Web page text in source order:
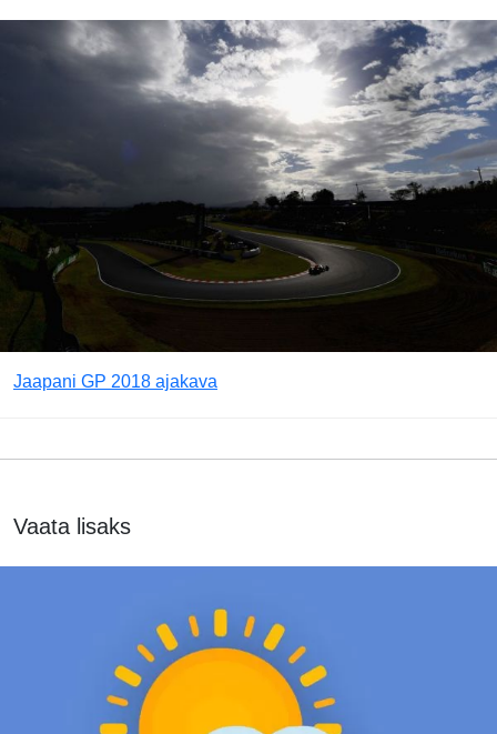
Jaapani GP 2018 ajakava
Vaata lisaks